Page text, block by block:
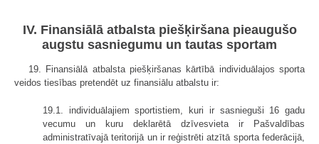
IV. Finansiālā atbalsta piešķiršana pieaugušo
augstu sasniegumu un tautas sportam
19. Finansiālā atbalsta piešķiršanas kārtībā individuālajos sporta
veidos tiesības pretendēt uz finansiālu atbalstu ir:
19.1. individuālajiem sportistiem, kuri ir sasnieguši 16 gadu
vecumu un kuru deklarētā dzīvesvieta ir Pašvaldības
administratīvajā teritorijā un ir reģistrēti atzītā sporta federācijā,